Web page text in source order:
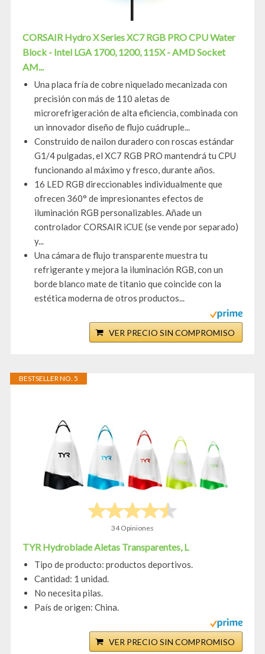
CORSAIR Hydro X Series XC7 RGB PRO CPU Water
Block - Intel LGA 1700, 1200, 115X - AMD Socket
AM...
Una placa fría de cobre niquelado mecanizada con
precisión con más de 110 aletas de
microrefrigeración de alta eficiencia, combinada con
un innovador diseño de flujo cuádruple...
Construido de nailon duradero con roscas estándar
G1/4 pulgadas, el XC7 RGB PRO mantendrá tu CPU
funcionando al máximo y fresco, durante años.
16 LED RGB direccionables individualmente que
ofrecen 360° de impresionantes efectos de
iluminación RGB personalizables. Añade un
controlador CORSAIR iCUE (se vende por separado)
y...
Una cámara de flujo transparente muestra tu
refrigerante y mejora la iluminación RGB, con un
borde blanco mate de titanio que coincide con la
estética moderna de otros productos...
VER PRECIO SIN COMPROMISO
BESTSELLER NO. 5
34 Opiniones
TYR Hydroblade Aletas Transparentes, L
Tipo de producto: productos deportivos.
Cantidad: 1 unidad.
No necesita pilas.
País de origen: China.
VER PRECIO SIN COMPROMISO